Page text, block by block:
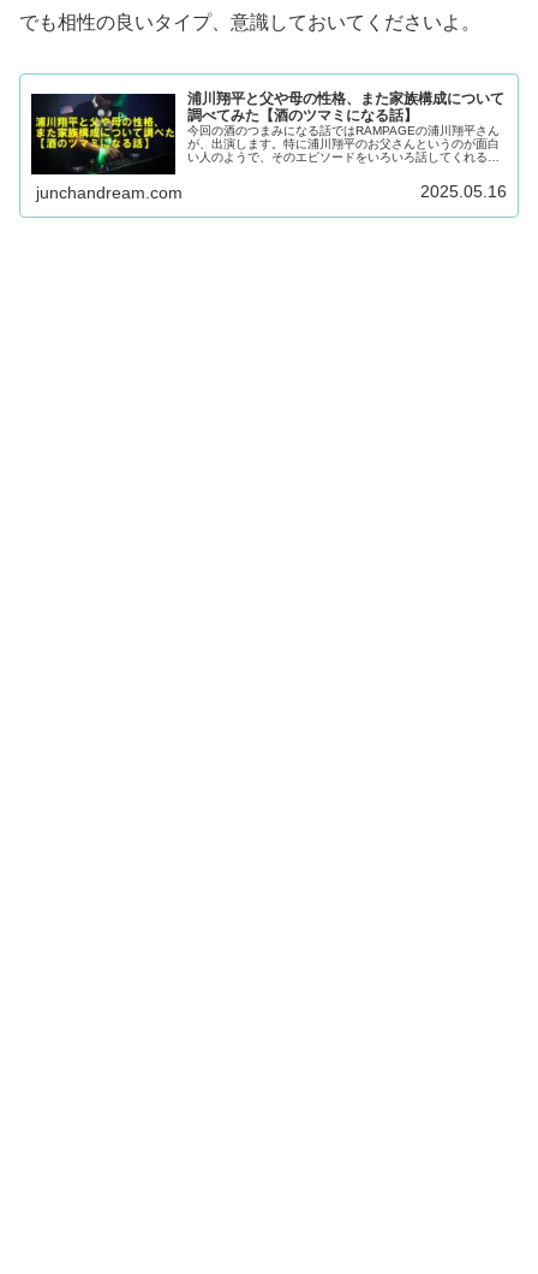
でも相性の良いタイプ、意識しておいてくださいよ。
浦川翔平と父や母の性格、また家族構成について
調べてみた【酒のツマミになる話】
今回の酒のつまみになる話ではRAMPAGEの浦川翔平さん
が、出演します。特に浦川翔平のお父さんというのが面白
い人のようで、そのエピソードをいろいろ話してくれるそ
junchandream.com 2025.05.16